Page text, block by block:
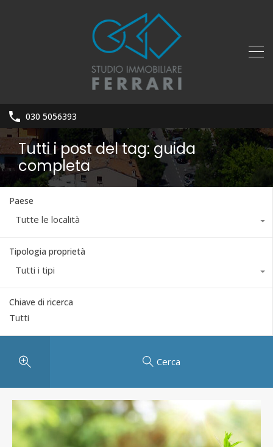
030 5056393
Tutti i post del tag: guida
completa
Paese
Tutte le località
Tipologia proprietà
Tutti i tipi
Chiave di ricerca
Cerca